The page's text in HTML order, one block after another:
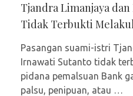
Tjandra Limanjaya
Tidak Terbukti
Pasangan suami-istri
Irnawati Sutanto tidak
pidana pemalsuan Bank
palsu, penipuan, atau …